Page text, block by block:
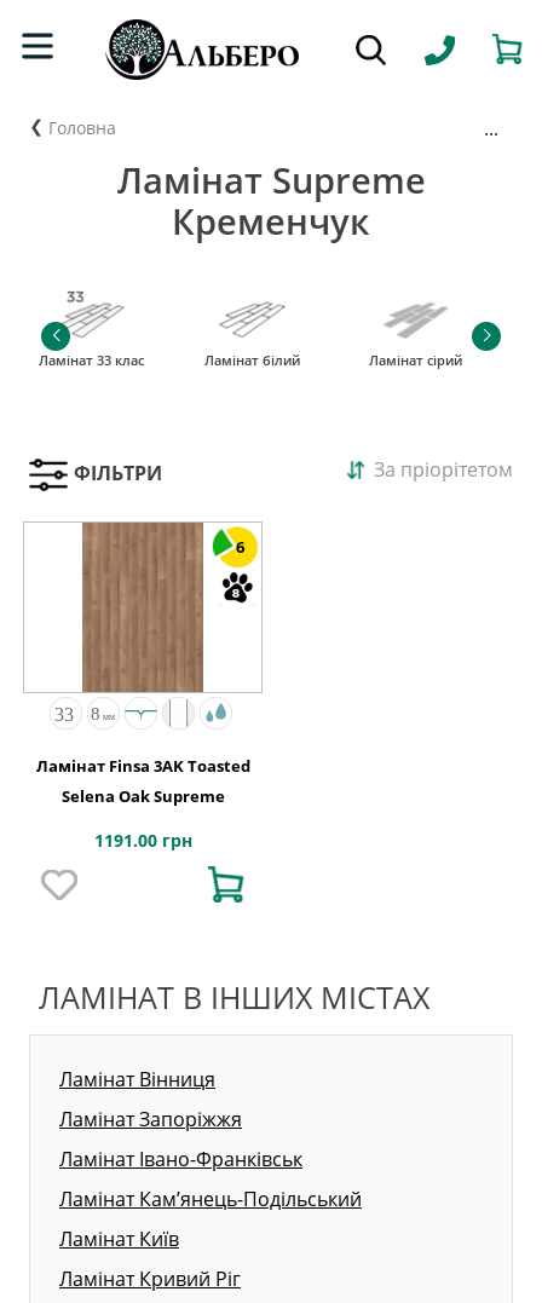
Головна ...
Ламінат Supreme
Кременчук
Ламінат 33 клас Ламінат білий Ламінат сірий
ФІЛЬТРИ За пріорітетом
6
Ламінат Finsa 3AK Toasted
Selena Oak Supreme
1191.00 грн
ЛАМІНАТ В ІНШИХ МІСТАХ
Ламінат Вінниця
Ламінат Запоріжжя
Ламінат Івано-Франківськ
Ламінат Кам’янець-Подільський
Ламінат Київ
Ламінат Кривий Ріг